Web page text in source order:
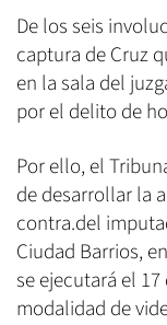
De los seis
captura de Cruz
en la sala del
por el delito de
Por ello, el
de desarrollar la
contra.del
Ciudad Barrios,
se ejecutará el
modalidad de